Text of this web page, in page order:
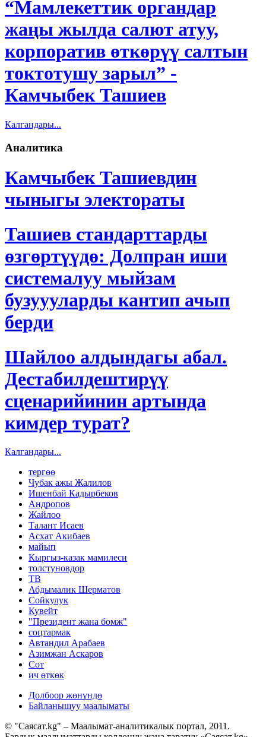
“Мамлекеттик органдар
жаңы жылда салют атуу,
корпоратив өткөрүү салтын
токтотушу зарыл” -
Камчыбек Ташиев
Калгандары...
Аналитика
Камчыбек Ташиевдин
чыныгы электораты
Ташиев стандарттарды
өзгөртүүдө: Долпран иши
системалуу мыйзам
бузуууларды кантип ачып
берди
Шайлоо алдындагы абал.
Дестабилдештирүү
сценарийинин артында
кимдер турат?
Калгандары...
тергөө
Чубак ажы Жалилов
Ишенбай Кадырбеков
Андропов
Жайлоо
Талант Исаев
Асхат Акибаев
майып
Кыргыз-казак мамилеси
толстуновдор
ТВ
Абдымалик Шерматов
Сойкулук
Кувейт
"Президент жана бомж"
соцтармак
Автандил Арабаев
Азимжан Аскаров
Сот
ич өткөк
Долбоор жөнүндө
Байланышуу маалыматы
© "Саясат.kg" – Маалымат-аналитикалык портал, 2011.